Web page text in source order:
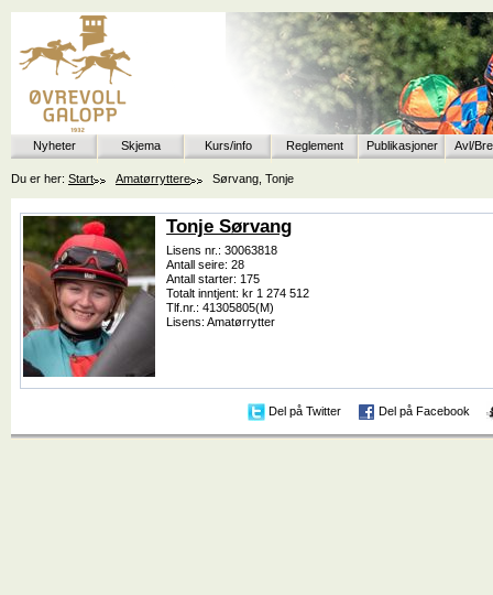
Nyheter Skjema Kurs/info Reglement Publikasjoner Avl/
Du er her: Start Amatørryttere Sørvang, Tonje
Tonje Sørvang
Lisens nr.: 30063818
Antall seire: 28
Antall starter: 175
Totalt inntjent: kr 1 274 512
Tlf.nr.: 41305805(M)
Lisens: Amatørrytter
Del på Twitter Del på Facebook